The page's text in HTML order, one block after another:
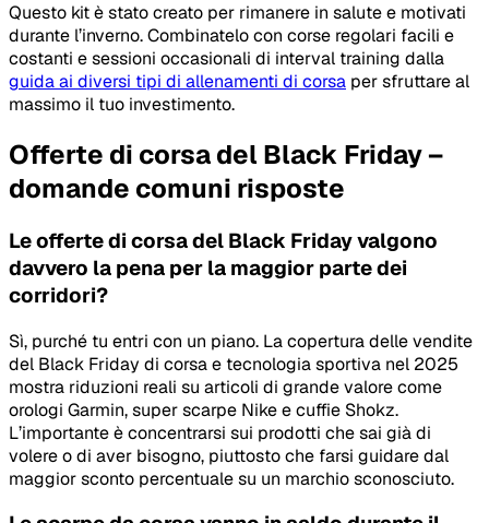
Questo kit è stato creato per rimanere in salute e motivati
durante l’inverno. Combinatelo con corse regolari facili e
costanti e sessioni occasionali di interval training dalla
guida ai diversi tipi di allenamenti di corsa per sfruttare al
massimo il tuo investimento.
Offerte di corsa del Black Friday –
domande comuni risposte
Le offerte di corsa del Black Friday valgono
davvero la pena per la maggior parte dei
corridori?
Sì, purché tu entri con un piano. La copertura delle vendite
del Black Friday di corsa e tecnologia sportiva nel 2025
mostra riduzioni reali su articoli di grande valore come
orologi Garmin, super scarpe Nike e cuffie Shokz.
L’importante è concentrarsi sui prodotti che sai già di
volere o di aver bisogno, piuttosto che farsi guidare dal
maggior sconto percentuale su un marchio sconosciuto.